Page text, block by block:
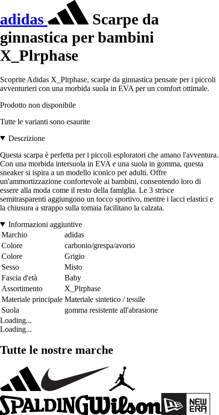
adidas
Scarpe da
ginnastica per bambini
X_Plrphase
Scoprite Adidas X_Plrphase, scarpe da ginnastica pensate per i piccoli
avventurieri con una morbida suola in EVA per un comfort ottimale.
Prodotto non disponibile
Tutte le varianti sono esaurite
Descrizione
Questa scarpa è perfetta per i piccoli esploratori che amano l'avventura.
Con una morbida intersuola in EVA e una suola in gomma, questa
sneaker si ispira a un modello iconico per adulti. Offre
un'ammortizzazione confortevole ai bambini, consentendo loro di
essere alla moda come il resto della famiglia. Le 3 strisce
semitrasparenti aggiungono un tocco sportivo, mentre i lacci elastici e
la chiusura a strappo sulla tomaia facilitano la calzata.
Informazioni aggiuntive
Marchio
adidas
Colore
carbonio/grespa/avorio
Colore
Grigio
Sesso
Misto
Fascia d'età
Baby
Assortimento
X_Plrphase
Materiale principale Materiale sintetico / tessile
Suola
gomma resistente all'abrasione
Loading...
Loading...
Tutte le nostre marche